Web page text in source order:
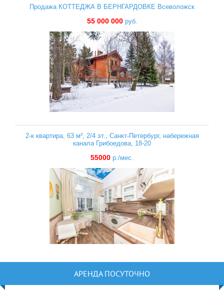
Продажа КОТТЕДЖА В БЕРНГАРДОВКЕ Всеволожск
55 000 000руб.
2-к квартира, 63 м², 2/4 эт., Санкт-Петербург, набережная
канала Грибоедова, 18-20
55000 р./мес.
АРЕНДА ПОСУТОЧНО